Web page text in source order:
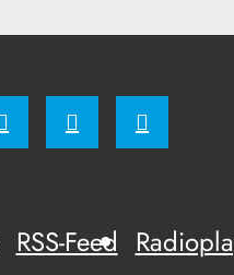
RSS-Feed